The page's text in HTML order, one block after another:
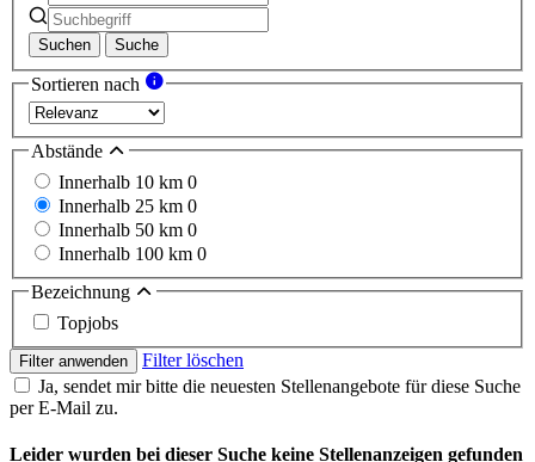
Suchen Suche
Sortieren nach
Abstände
Innerhalb 10 km 0
Innerhalb 25 km 0
Innerhalb 50 km 0
Innerhalb 100 km 0
Bezeichnung
Topjobs
Filter anwenden
Filter löschen
Ja, sendet mir bitte die neuesten Stellenangebote für diese Suche
per E-Mail zu.
Leider wurden bei dieser Suche keine Stellenanzeigen gefunden